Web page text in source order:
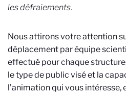
les défraiements.
Nous attirons votre attention
déplacement par équipe
effectué pour chaque
le type de public visé et la
l’animation qui vous intéresse,